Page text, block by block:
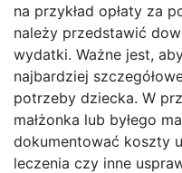
na przykład opłaty za
należy przedstawić
wydatki. Ważne jest,
najbardziej
potrzeby dziecka. W
małżonka lub byłego
dokumentować koszty
leczenia czy inne